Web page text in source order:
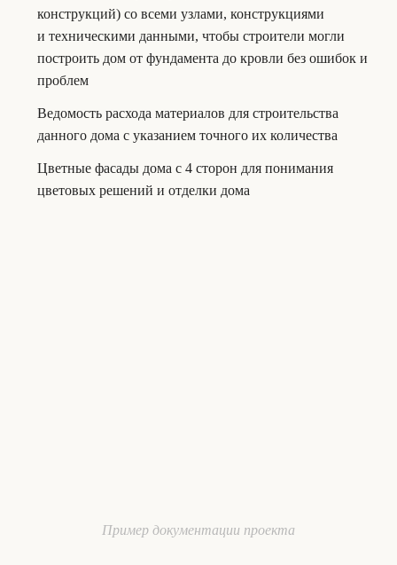
конструкций) со всеми узлами, конструкциями
и техническими данными, чтобы строители могли
построить дом от фундамента до кровли без ошибок и
проблем
Ведомость расхода материалов для строительства
данного дома с указанием точного их количества
Цветные фасады дома с 4 сторон для понимания
цветовых решений и отделки дома
Пример документации проекта